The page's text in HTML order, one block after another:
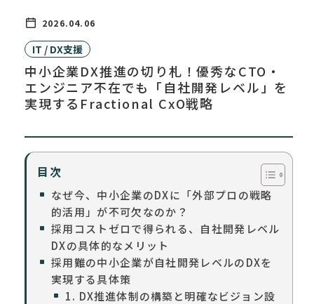
2026.04.06
IT / DX支援
中小企業DX推進の切り札！優秀なCTO・
エンジニア不在でも「自社開発レベル」を
実現するFractional CxO戦略
目次
なぜ今、中小企業のDXに「外部プロの戦略
的活用」が不可欠なのか？
採用コストゼロで得られる、自社開発レベル
DXの具体的なメリット
採用難の中小企業が自社開発レベルのDXを
実現する具体策
1. DX推進体制の構築と明確なビジョン設